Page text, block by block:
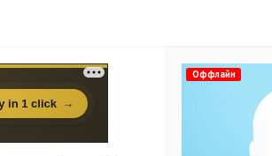
Оффлайн